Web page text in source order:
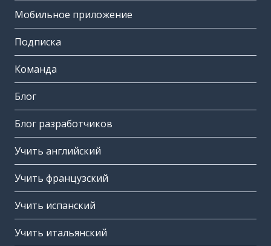
Мобильное приложение
Подписка
Команда
Блог
Блог разработчиков
Учить английский
Учить французский
Учить испанский
Учить итальянский